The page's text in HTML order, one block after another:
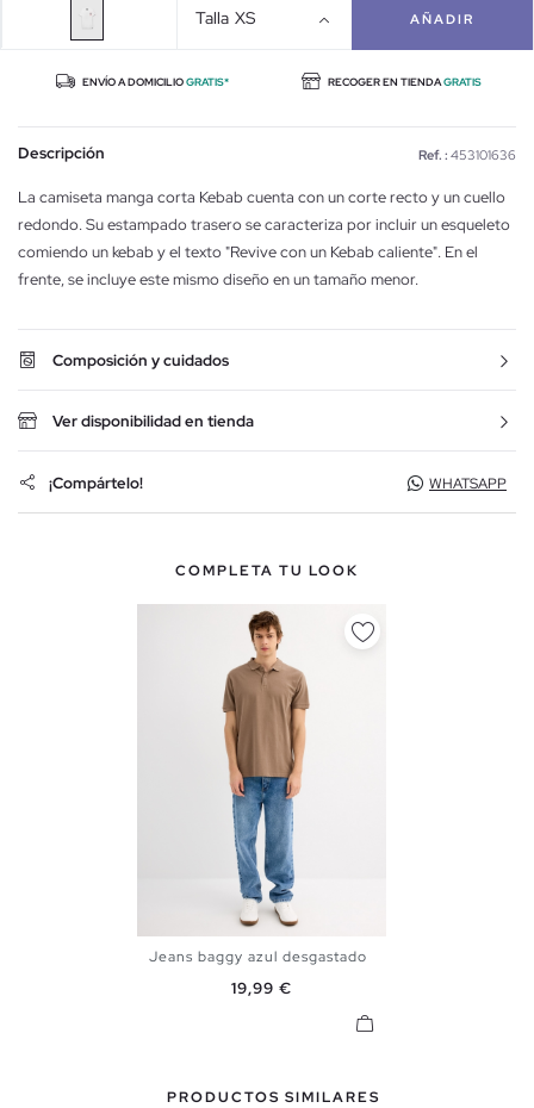
Talla XS AÑADIR
ENVÍO A DOMICILIOGRATIS* RECOGER EN TIENDAGRATIS
Descripción Ref. : 453101636
La camiseta manga corta Kebab cuenta con un corte recto y un cuello
redondo. Su estampado trasero se caracteriza por incluir un esqueleto
comiendo un kebab y el texto "Revive con un Kebab caliente". En el
frente, se incluye este mismo diseño en un tamaño menor.
Composición y cuidados
Ver disponibilidad en tienda
¡Compártelo! WHATSAPP
COMPLETA TU LOOK
40 44
Jeans baggy azul desgastado
Precio
19,99 €
PRODUCTOS SIMILARES